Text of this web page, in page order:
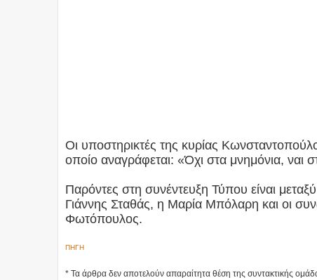
Οι υποστηρικτές της κυρίας
οποίο αναγράφεται: «Όχι στα μνημόνια, ναι
Παρόντες στη συνέντευξη Τύπου είναι
Γιάννης Σταθάς, η Μαρία Μπόλαρη και οι
Φωτόπουλος.
ΠΗΓΗ
* Τα άρθρα δεν αποτελούν απαραίτητα θέση της συντακτικής